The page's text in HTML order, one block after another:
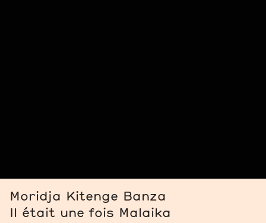
Moridja Kitenge Banza
Il était une fois Malaika